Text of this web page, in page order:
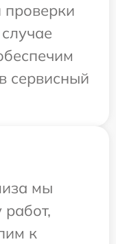
проверки
сервисный
мы
работ,
к